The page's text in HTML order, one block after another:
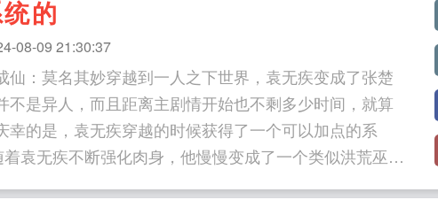
的
08-09 21:30:37
仙：莫名其妙穿越到一人之下世界，袁无疾变成了张楚
不是异人，而且距离主剧情开始也不剩多少时间，就算
幸的是，袁无疾穿越的时候获得了一个可以加点的系
袁无疾不断强化肉身，他慢慢变成了一个类似洪荒巫族
国的雨…… 一人之下：带着十四亿人成